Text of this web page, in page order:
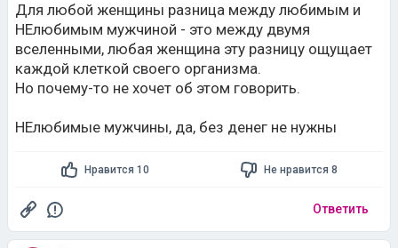
Для любой женщины разница между любимым и
НЕлюбимым мужчиной - это между двумя
вселенными, любая женщина эту разницу ощущает
каждой клеткой своего организма.
Но почему-то не хочет об этом говорить.
НЕлюбимые мужчины, да, без денег не нужны
Нравится 10 Не нравится 8
Ответить